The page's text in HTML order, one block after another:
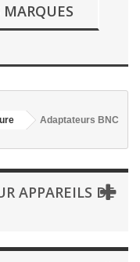
MARQUES
Adaptateurs BNC
APPAREILS DE